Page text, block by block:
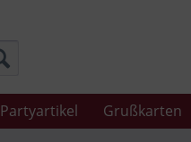
Partyartikel Grußkarten